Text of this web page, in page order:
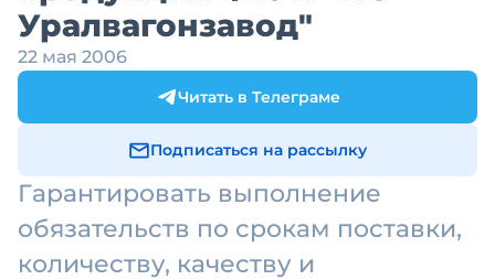
Уралвагонзавод"
22 мая 2006
Читать в Телеграме
Подписаться на рассылку
Гарантировать выполнение
обязательств по срокам поставки,
количеству, качеству и